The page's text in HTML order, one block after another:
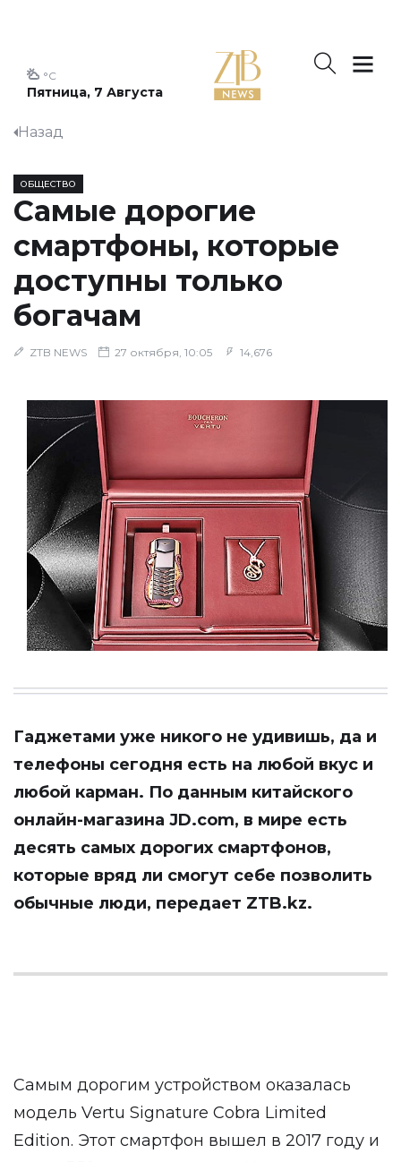
Пятница, 7 Августа
°C
Назад
ОБЩЕСТВО
Самые дорогие
смартфоны, которые
доступны только
богачам
ZTB NEWS 27 октября, 10:05 14,676
Гаджетами уже никого не удивишь, да и
телефоны сегодня есть на любой вкус и
любой карман. По данным китайского
онлайн-магазина JD.com, в мире есть
десять самых дорогих смартфонов,
которые вряд ли смогут себе позволить
обычные люди, передает ZTB.kz.
Самым дорогим устройством оказалась
модель Vertu Signature Cobra Limited
Edition. Этот смартфон вышел в 2017 году и